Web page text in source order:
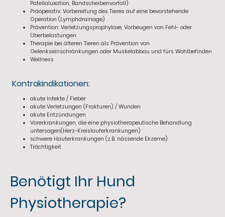
Patellaluxation, Bandscheibenvorfall)
Präoperativ: Vorbereitung des Tieres auf eine bevorstehende
Operation (Lymphdrainage)
Prävention: Verletzungsprophylaxe, Vorbeugen von Fehl- oder
Überbelastungen
Therapie bei älteren Tieren als Prävention von
Gelenkseinschränkungen oder Muskelabbau und fürs Wohlbefinden
Wellness
Kontrakindikationen:
akute Infekte / Fieber
akute Verletzungen (Frakturen) / Wunden
akute Entzündungen
Vorerkrankungen, die eine physiotherapeutische Behandlung
untersagen(Herz-Kreislauferkrankungen)
schwere Hauterkrankungen (z.B. nässende Ekzeme)
Trächtigkeit
Benötigt Ihr Hund
Physiotherapie?